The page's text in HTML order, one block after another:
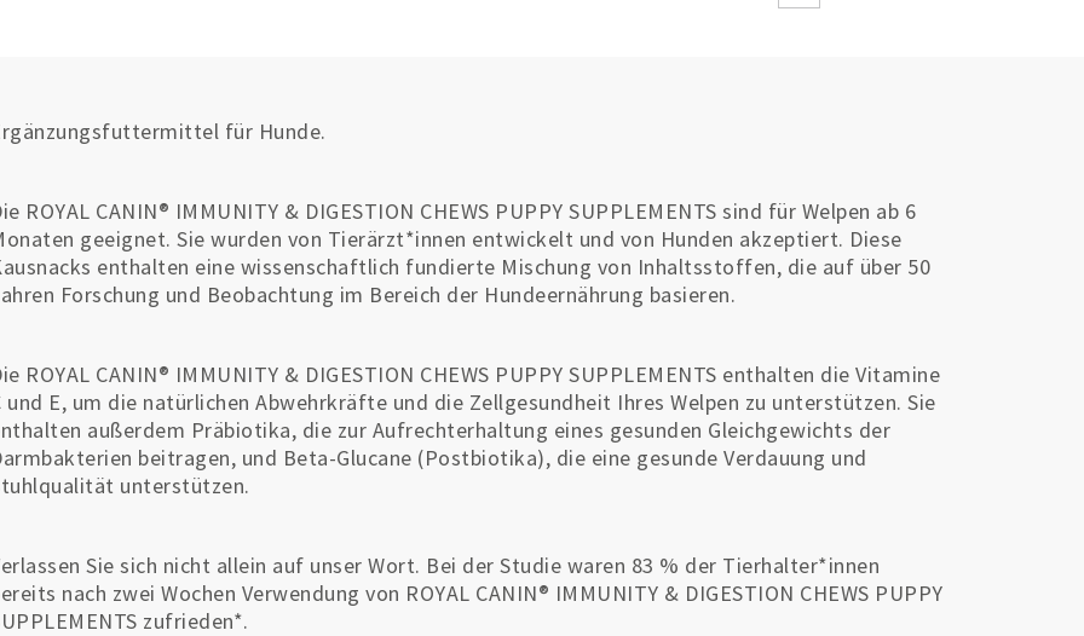
für Hunde.
ROYAL CANIN® IMMUNITY & DIGESTION CHEWS PUPPY SUPPLEMENTS sind für Welpen ab 6
geeignet. Sie wurden von Tierärzt*innen entwickelt und von Hunden akzeptiert. Diese
enthalten eine wissenschaftlich fundierte Mischung von Inhaltsstoffen, die auf über 50
Forschung und Beobachtung im Bereich der Hundeernährung basieren.
ROYAL CANIN® IMMUNITY & DIGESTION CHEWS PUPPY SUPPLEMENTS enthalten die Vitamine
und E, um die natürlichen Abwehrkräfte und die Zellgesundheit Ihres Welpen zu unterstützen. Sie
außerdem Präbiotika, die zur Aufrechterhaltung eines gesunden Gleichgewichts der
beitragen, und Beta-Glucane (Postbiotika), die eine gesunde Verdauung und
unterstützen.
Sie sich nicht allein auf unser Wort. Bei der Studie waren 83 % der Tierhalter*innen
nach zwei Wochen Verwendung von ROYAL CANIN® IMMUNITY & DIGESTION CHEWS PUPPY
zufrieden*.